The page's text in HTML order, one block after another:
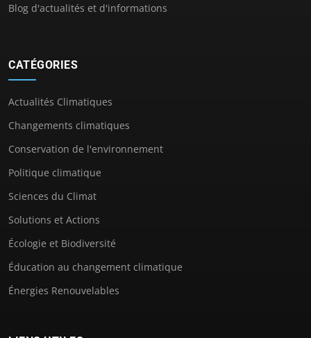
Blog d'actualités et d'informations
CATÉGORIES
Actualités Climatiques
Changements climatiques
Conservation de l'environnement
Politique climatique
Sciences du Climat
Solutions et Actions
Écologie et Biodiversité
Éducation au changement climatique
Énergies Renouvelables